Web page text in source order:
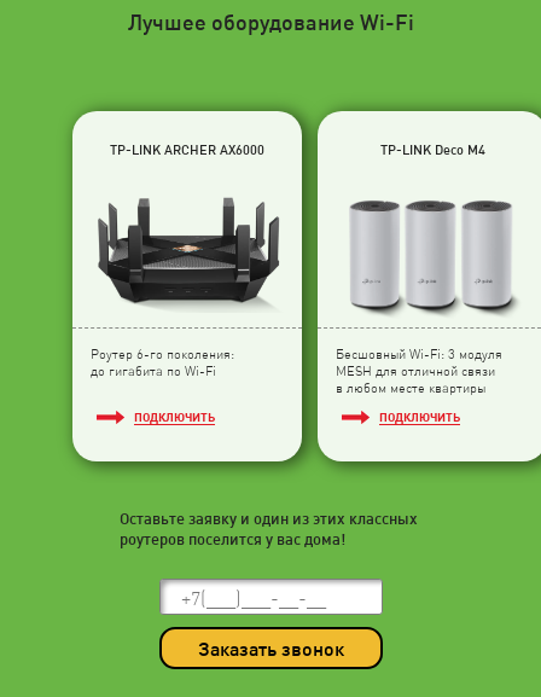
Лучшее оборудование Wi-Fi
TP-LINK ARCHER AX6000
Роутер 6-го поколения:
до гигабита по Wi-Fi
ПОДКЛЮЧИТЬ
TP-LINK Deco M4
Бесшовный Wi-Fi: 3 модуля
МESH для отличной связи
в любом месте квартиры
ПОДКЛЮЧИТЬ
Оставьте заявку и один из этих классных
роутеров поселится у вас дома!
Заказать звонок